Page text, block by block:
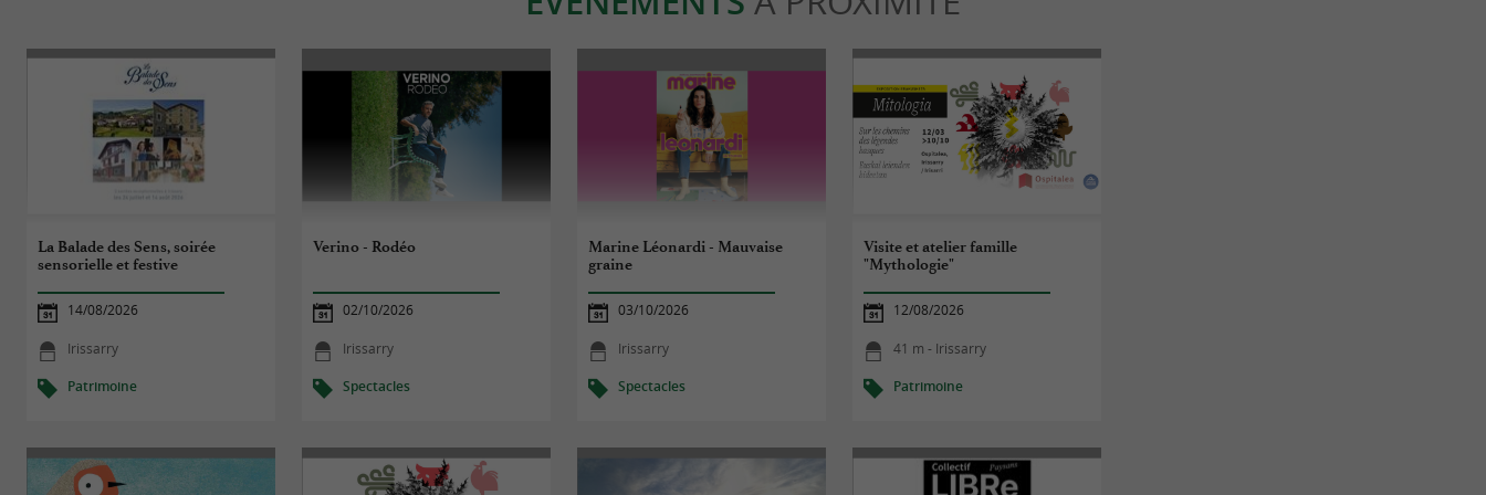
La Balade des Sens, soirée
sensorielle et festive
14/08/2026
Irissarry
Patrimoine
Verino - Rodéo
02/10/2026
Irissarry
Spectacles
Marine Léonardi - Mauvaise
graine
03/10/2026
Irissarry
Spectacles
Visite et atelier famille
"Mythologie"
12/08/2026
41 m - Irissarry
Patrimoine